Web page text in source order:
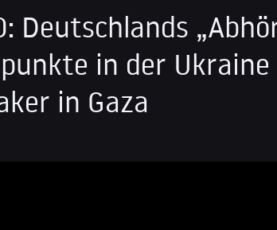
Deutschlands
in der
in Gaza